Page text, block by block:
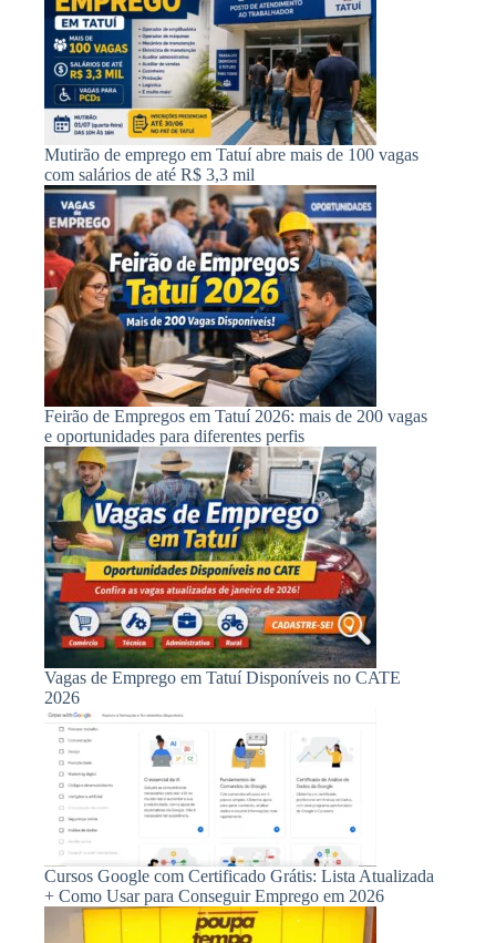
Mutirão de emprego em Tatuí abre mais de 100 vagas
com salários de até R$ 3,3 mil
Feirão de Empregos em Tatuí 2026: mais de 200 vagas
e oportunidades para diferentes perfis
Vagas de Emprego em Tatuí Disponíveis no CATE
2026
Cursos Google com Certificado Grátis: Lista Atualizada
+ Como Usar para Conseguir Emprego em 2026